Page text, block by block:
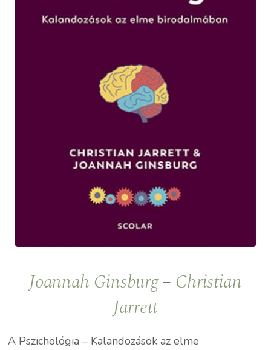
Joannah Ginsburg– Christian
Jarrett
A Pszichológia – Kalandozások az elme